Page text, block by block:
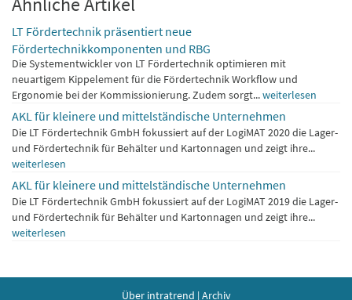
LT Fördertechnik präsentiert neue
Fördertechnikkomponenten und RBG
Die Systementwickler von LT Fördertechnik optimieren mit
neuartigem Kippelement für die Fördertechnik Workflow und
Ergonomie bei der Kommissionierung. Zudem sorgt...weiterlesen
AKL für kleinere und mittelständische Unternehmen
Die LT Fördertechnik GmbH fokussiert auf der LogiMAT 2020 die Lager-
und Fördertechnik für Behälter und Kartonnagen und zeigt ihre...
weiterlesen
AKL für kleinere und mittelständische Unternehmen
Die LT Fördertechnik GmbH fokussiert auf der LogiMAT 2019 die Lager-
und Fördertechnik für Behälter und Kartonnagen und zeigt ihre...
weiterlesen
Über intratrend | Archiv